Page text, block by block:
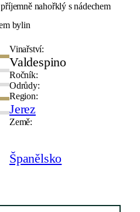
nahořklý s nádechem
bylin
Vinařství:
Valdespino
Ročník:
Odrůdy:
Region:
Jerez
Země:
Španělsko